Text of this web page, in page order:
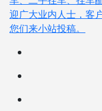
迎广大业内人士，客
您们来小站投稿。